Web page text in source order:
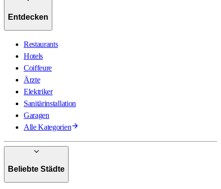
Entdecken
Restaurants
Hotels
Coiffeure
Ärzte
Elektriker
Sanitärinstallation
Garagen
Alle Kategorien
Beliebte Städte